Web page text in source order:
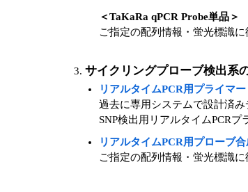
＜TaKaRa qPCR Probe単品＞
ご指定の配列情報・蛍光標識に
サイクリングプローブ検出系
リアルタイムPCR用プライマ
過去に専用システムで設計済
SNP検出用リアルタイムPCR
リアルタイムPCR用プローブ合
ご指定の配列情報・蛍光標識